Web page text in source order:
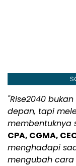
"Rise2040
depan, tapi
membentuknya
CPA, CGMA,
menghadapi
mengubah cara